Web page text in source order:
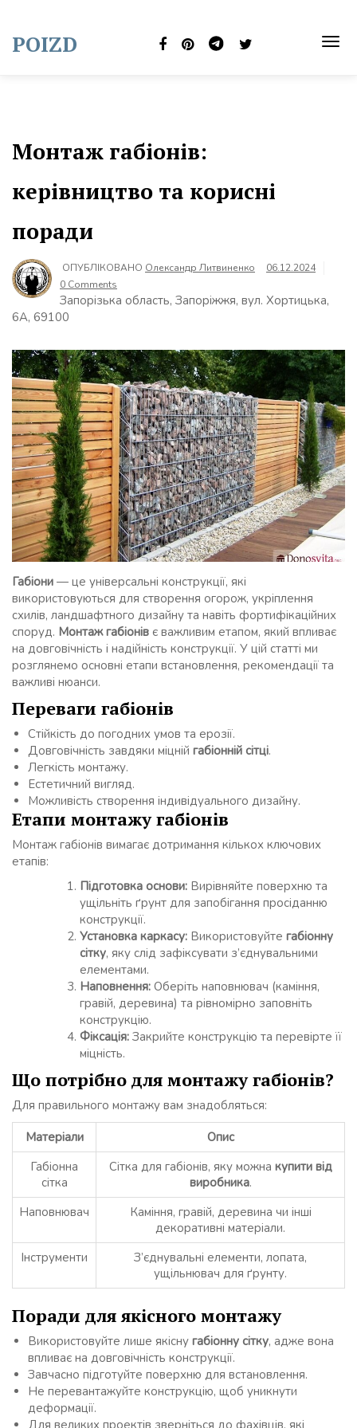
content
POIZD
Монтаж габіонів:
керівництво та корисні
поради
ОПУБЛІКОВАНО Олександр Литвиненко
06.12.2024
0 Comments
Запорізька область, Запоріжжя, вул. Хортицька,
6А, 69100
Габіони — це універсальні конструкції, які
використовуються для створення огорож, укріплення
схилів, ландшафтного дизайну та навіть фортифікаційних
споруд. Монтаж габіонів є важливим етапом, який впливає
на довговічність і надійність конструкції. У цій статті ми
розглянемо основні етапи встановлення, рекомендації та
важливі нюанси.
Переваги габіонів
Стійкість до погодних умов та ерозії.
Довговічність завдяки міцній габіонній сітці.
Легкість монтажу.
Естетичний вигляд.
Можливість створення індивідуального дизайну.
Етапи монтажу габіонів
Монтаж габіонів вимагає дотримання кількох ключових
етапів:
Підготовка основи: Вирівняйте поверхню та
ущільніть ґрунт для запобігання просіданню
конструкції.
Установка каркасу: Використовуйте габіонну
сітку, яку слід зафіксувати з’єднувальними
елементами.
Наповнення: Оберіть наповнювач (каміння,
гравій, деревина) та рівномірно заповніть
конструкцію.
Фіксація: Закрийте конструкцію та перевірте її
міцність.
Що потрібно для монтажу габіонів?
Для правильного монтажу вам знадобляться:
Матеріали
Опис
Габіонна
сітка
Сітка для габіонів, яку можна купити від
виробника.
Наповнювач
Каміння, гравій, деревина чи інші
декоративні матеріали.
Інструменти
З’єднувальні елементи, лопата,
ущільнювач для ґрунту.
Поради для якісного монтажу
Використовуйте лише якісну габіонну сітку, адже вона
впливає на довговічність конструкції.
Завчасно підготуйте поверхню для встановлення.
Не перевантажуйте конструкцію, щоб уникнути
деформації.